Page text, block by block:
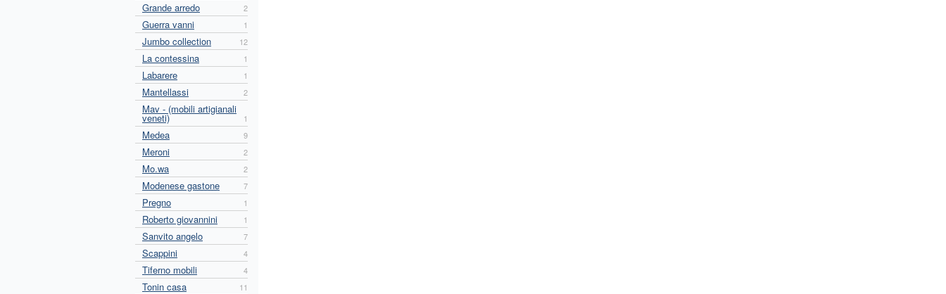
Grande arredo 2
Guerra vanni 1
Jumbo collection 12
La contessina 1
Labarere 1
Mantellassi 2
Mav - (mobili artigianali
veneti) 1
Medea 9
Meroni 2
Mo.wa 2
Modenese gastone 7
Pregno 1
Roberto giovannini 1
Sanvito angelo 7
Scappini 4
Tiferno mobili 4
Tonin casa 11